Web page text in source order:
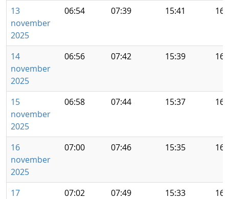
13
november
2025
06:54 07:39 15:41
14
november
2025
06:56 07:42 15:39
15
november
2025
06:58 07:44 15:37
16
november
2025
07:00 07:46 15:35
17
07:02 07:49 15:33